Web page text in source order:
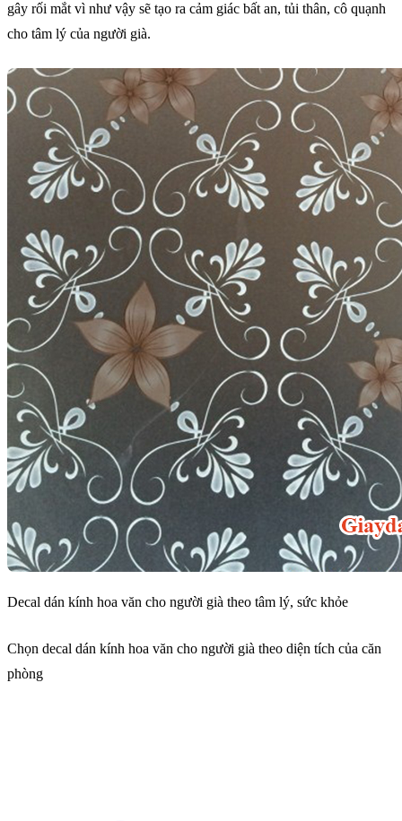
gây rối mắt vì như vậy sẽ tạo ra cảm giác bất an, tủi thân, cô quạnh
cho tâm lý của người già.
Decal dán kính hoa văn cho người già theo tâm lý, sức khỏe
Chọn decal dán kính hoa văn cho người già theo diện tích của căn
phòng